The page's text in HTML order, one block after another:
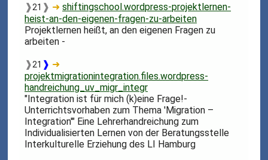
❱21 ❱ ➜shiftingschool.wordpress-projektlernen-
heist-an-den-eigenen-fragen-zu-arbeiten
Projektlernen heißt, an den eigenen Fragen zu
arbeiten -
❱21 ❱ ➜
projektmigrationintegration.files.wordpress-
handreichung_uv_migr_integr
"Integration ist für mich (k)eine Frage!-
Unterrichtsvorhaben zum Thema 'Migration –
Integration'" Eine Lehrerhandreichung zum
Individualisierten Lernen von der Beratungsstelle
Interkulturelle Erziehung des LI Hamburg